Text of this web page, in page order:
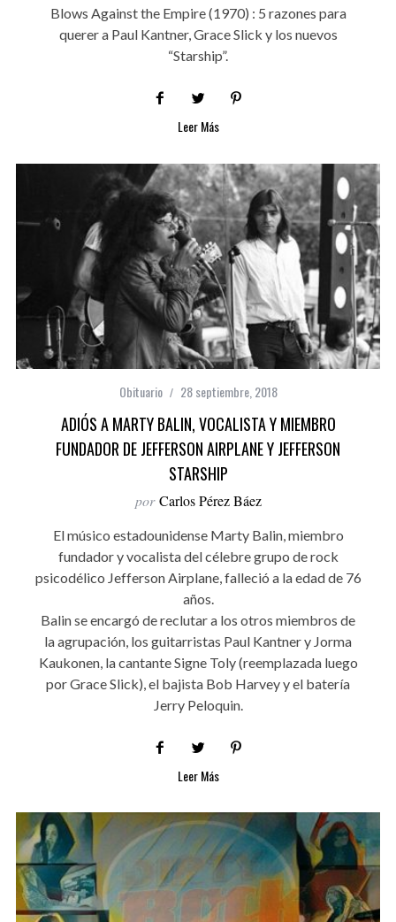
Blows Against the Empire (1970) : 5 razones para
querer a Paul Kantner, Grace Slick y los nuevos
“Starship”.
Leer Más
Obituario 28 septiembre, 2018
ADIÓS A MARTY BALIN, VOCALISTA Y MIEMBRO
FUNDADOR DE JEFFERSON AIRPLANE Y JEFFERSON
STARSHIP
por Carlos Pérez Báez
El músico estadounidense Marty Balin, miembro
fundador y vocalista del célebre grupo de rock
psicodélico Jefferson Airplane, falleció a la edad de 76
años.
Balin se encargó de reclutar a los otros miembros de
la agrupación, los guitarristas Paul Kantner y Jorma
Kaukonen, la cantante Signe Toly (reemplazada luego
por Grace Slick), el bajista Bob Harvey y el batería
Jerry Peloquin.
Leer Más